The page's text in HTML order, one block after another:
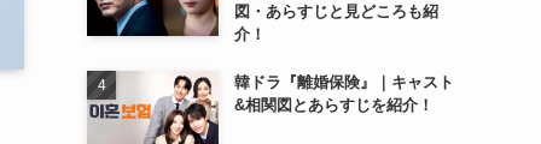
図・あらすじと見どころも紹
介！
韓ドラ『離婚保険』｜キャスト
&相関図とあらすじを紹介！